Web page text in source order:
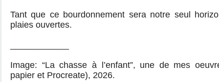
Tant que ce bourdonnement sera notre seul
plaies ouvertes.
Image: “La chasse à l’enfant”, une de mes
papier et Procreate), 2026.